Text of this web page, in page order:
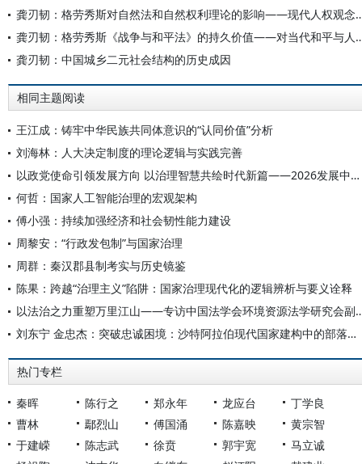
龚刃韧：格劳秀斯对自然法和
龚刃韧：格劳秀斯《战争与和
龚刃韧：中国城乡二元社会结构的历史成因
相同主题阅读
王江成：铸牢中华民族共同体意识的“认同价值”分析
刘海林：人大决定制度的理论逻辑与实践完善
以政党使命引领发展方向 以治理智慧共绘时代新篇——2026发展中国家国家治理高端智库平行论坛综述
何哲：国家人工智能治理的宏观架构
傅小强：持续加强经济和社会韧性能力建设
周黎安：“行政发包制”与国家治理
周群：秦汉郡县制考实与历史镜鉴
陈果：跨越“治理主义”陷阱：国家治理现代化的逻辑辨析与要义诠释
以法治之力重塑万里江山——专
刘东宁 金忠杰：突破忠诚困境：沙特阿拉伯现代国家建构中的部落整合及国家治理承变
热门专栏
秦晖 陈行之 郑永年 龙应台
丁学良
曹林
鄢烈山 傅国涌 陈嘉映
黄宗智
于建嵘
陈志武 徐贲 郭宇宽
马立诚